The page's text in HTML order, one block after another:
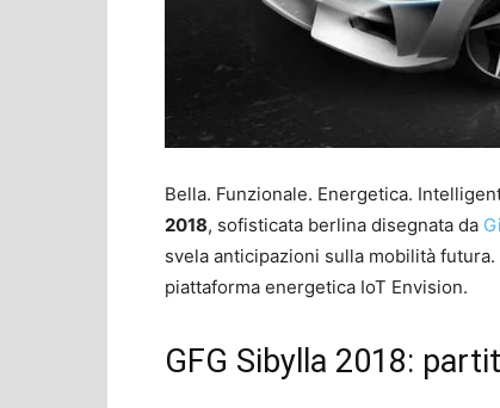
Bella. Funzionale. Energetica.
2018, sofisticata berlina disegnata da
svela anticipazioni sulla mobilità
piattaforma energetica IoT Envision.
GFG Sibylla 2018: